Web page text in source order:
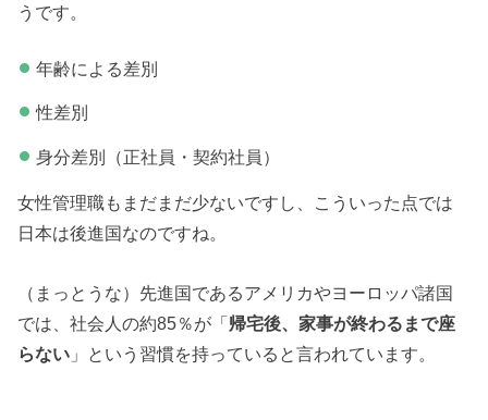
うです。
年齢による差別
性差別
身分差別（正社員・契約社員）
女性管理職もまだまだ少ないですし、こういった点では
日本は後進国なのですね。
（まっとうな）先進国であるアメリカやヨーロッパ諸国
では、社会人の約85％が「帰宅後、家事が終わるまで座
らない 」という習慣を持っていると言われています。